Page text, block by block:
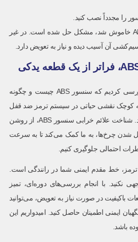
را مجدداً نصب کنید.
اگر پس از تمیزکاری چراغ ABS خاموش شد، مشکل حل شده است. در غیر
آن آسیب دیده و نیاز به تعویض دارد.
در این مقاله به طور کامل بررسی کردیم که سنسور ABS چیست و چگونه
کوچک نقشی حیاتی در سیستم ترمز ضد قفل
و ایمنی کلی خودرو ایفا می‌کند. شناخت علائم خرابی سنسور ABS، از روشن
شدن چرخ‌ها، به ما کمک می‌کند تا به سرعت
احتمالی جلوگیری کنیم.
ترمز، خط مقدم ایمنی شما در رانندگی است.
نکنید. با انجام بررسی‌های دوره‌ای، تمیز
باکیفیت در صورت نیاز به تعویض، می‌توانید
ایمنی اطمینان حاصل کنید. امیدواریم این
باشد.